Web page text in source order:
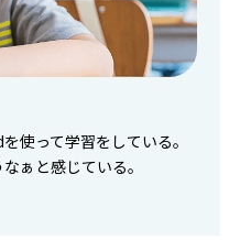
使って学習をしている。
ぁと感じている。